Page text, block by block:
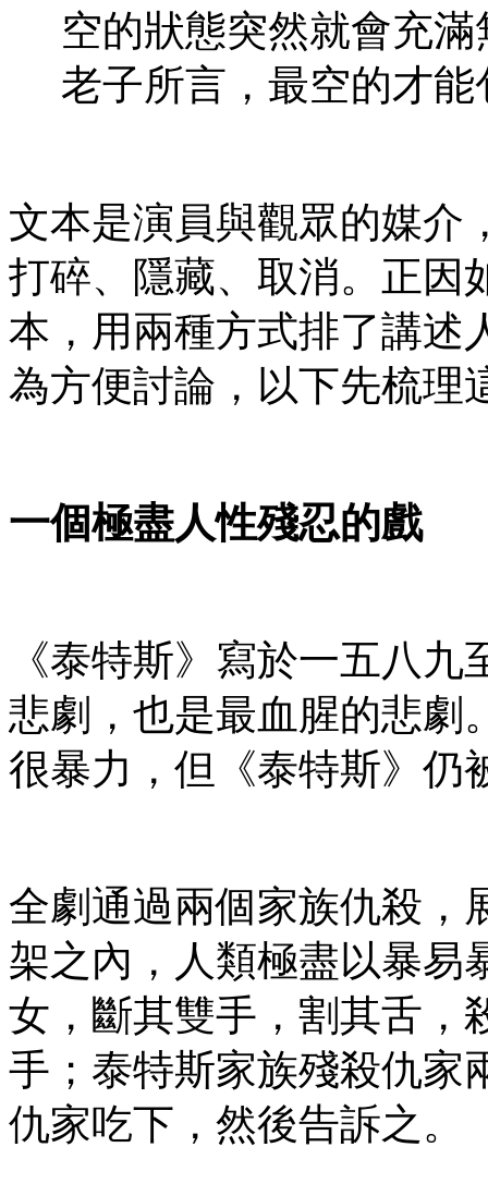
空的狀態突然就會充
老子所言，最空的才
文本是演員與觀眾的媒介
打碎、隱藏、取消。正因
本，用兩種方式排了講述
為方便討論，以下先梳理
一個極盡人性殘忍的戲
《泰特斯》寫於一五八
悲劇，也是最血腥的悲劇
很暴力，但《泰特斯》仍
全劇通過兩個家族仇殺，
架之內，人類極盡以暴易
女，斷其雙手，割其舌，
手；泰特斯家族殘殺仇家
仇家吃下，然後告訴之。